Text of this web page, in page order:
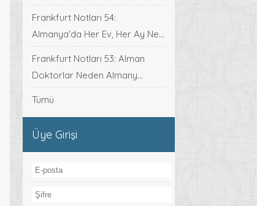
Frankfurt Notları 54:
Almanya'da Her Ev, Her Ay Ne...
Frankfurt Notları 53: Alman
Doktorlar Neden Almany...
Tümü
Üye Girişi